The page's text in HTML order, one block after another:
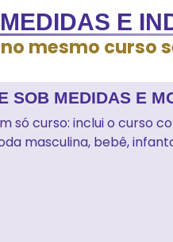
E
mesmo curso
SOB MEDIDAS E
só curso: inclui o curso
masculina, bebê,